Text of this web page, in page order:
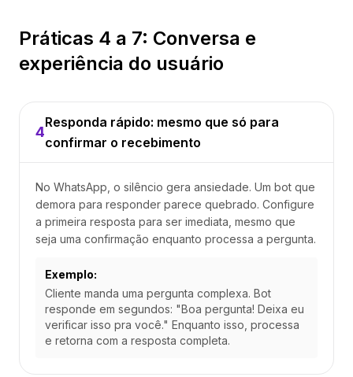
Práticas 4 a 7: Conversa e
experiência do usuário
4
Responda rápido: mesmo que só para
confirmar o recebimento
No WhatsApp, o silêncio gera ansiedade. Um bot que
demora para responder parece quebrado. Configure
a primeira resposta para ser imediata, mesmo que
seja uma confirmação enquanto processa a pergunta.
Exemplo:
Cliente manda uma pergunta complexa. Bot
responde em segundos: "Boa pergunta! Deixa eu
verificar isso pra você." Enquanto isso, processa
e retorna com a resposta completa.